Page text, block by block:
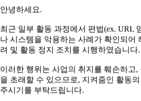
안녕하세요.
최근 일부 활동 과정에서 편법(ex. URL
나 시스템을 악용하는 사례가 확인되어
려 및 활동 정지 조치를 시행하였습니
이러한 행위는 사업의 취지를 훼손하고
을 초래할 수 있으므로, 지켜줌인 활동
안녕하세요.
최근 일부 활동 과정에서 편법(ex. URL
나 시스템을 악용하는 사례가 확인되어
려 및 활동 정지 조치를 시행하였습니다.
이러한 행위는 사업의 취지를 훼손하고
을 초래할 수 있으므로, 지켜줌인 활동
주시기를 부탁드립니다.